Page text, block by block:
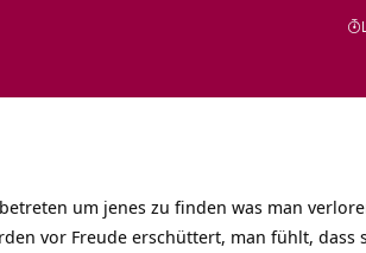
um jenes zu finden was man
vor Freude erschüttert, man fühlt, dass